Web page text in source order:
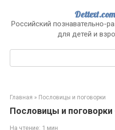
контенту
Dettext.com
Российский познавательно-
для детей и
Поиск:
Главная » Пословицы и поговорки
Пословицы и
На чтение: 1 мин